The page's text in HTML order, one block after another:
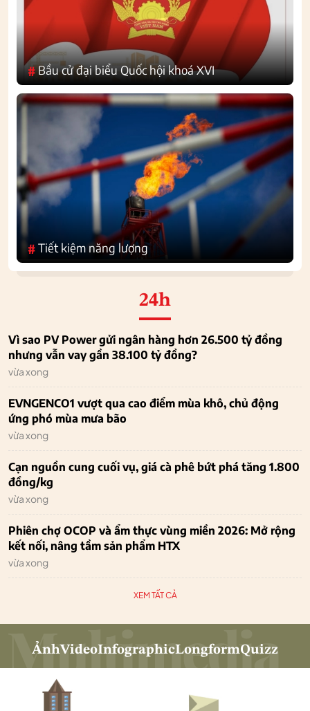
#Bầu cử đại biểu Quốc hội khoá XVI
#Tiết kiệm năng lượng
24h
Vì sao PV Power gửi ngân hàng hơn 26.500 tỷ đồng
nhưng vẫn vay gần 38.100 tỷ đồng?
vừa xong
EVNGENCO1 vượt qua cao điểm mùa khô, chủ động
ứng phó mùa mưa bão
vừa xong
Cạn nguồn cung cuối vụ, giá cà phê bứt phá tăng 1.800
đồng/kg
vừa xong
Phiên chợ OCOP và ẩm thực vùng miền 2026: Mở rộng
kết nối, nâng tầm sản phẩm HTX
vừa xong
XEM TẤT CẢ
ẢnhVideoInfographicLongformQuizz